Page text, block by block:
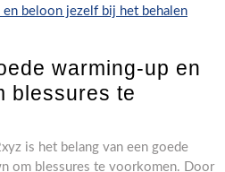
beloon jezelf bij het behalen
warming-up en
blessures te
is het belang van een goede
om blessures te voorkomen. Door